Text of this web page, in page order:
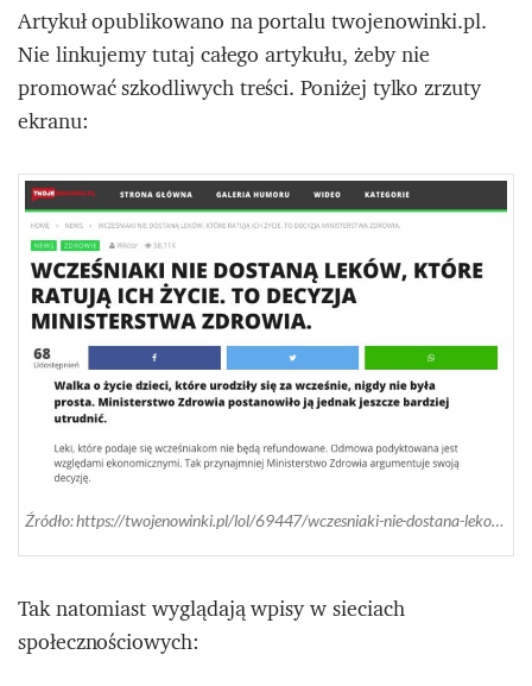
Artykuł opublikowano na portalu twojenowinki.pl.
Nie linkujemy tutaj całego artykułu, żeby nie
promować szkodliwych treści. Poniżej tylko zrzuty
ekranu:
Źródło: https://twojenowinki.pl/lol/69447/wczesniaki-nie-dostana-lekow-ktore-ratuja-ich-zycie-to-decyzja-ministerstwa-zdrowia.html
Tak natomiast wyglądają wpisy w sieciach
społecznościowych: